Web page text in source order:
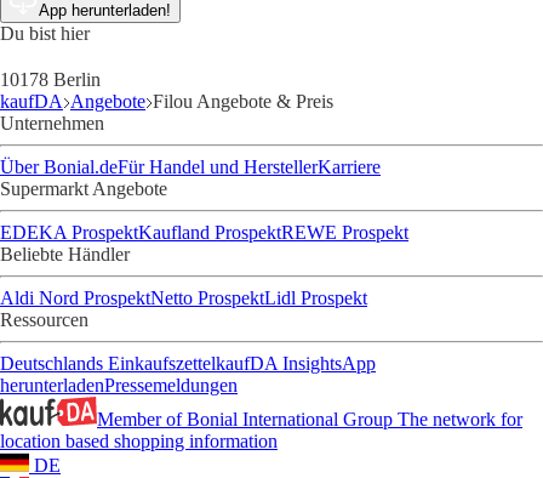
App herunterladen!
Du bist hier
10178 Berlin
kaufDA Angebote Filou Angebote & Preis
Unternehmen
Über Bonial.deFür Handel und HerstellerKarriere
Supermarkt Angebote
EDEKA ProspektKaufland ProspektREWE Prospekt
Beliebte Händler
Aldi Nord ProspektNetto ProspektLidl Prospekt
Ressourcen
Deutschlands EinkaufszettelkaufDA InsightsApp
herunterladenPressemeldungen
Member of Bonial International Group The network for
location based shopping information
DE